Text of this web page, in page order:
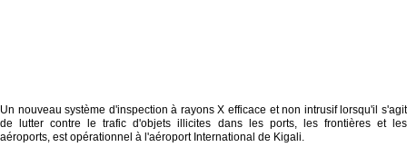
Un nouveau système d'inspection à rayons X efficace et non intrusif lorsqu'il s'agit
de lutter contre le trafic d'objets illicites dans les ports, les frontières et les
aéroports, est opérationnel à l'aéroport International de Kigali.